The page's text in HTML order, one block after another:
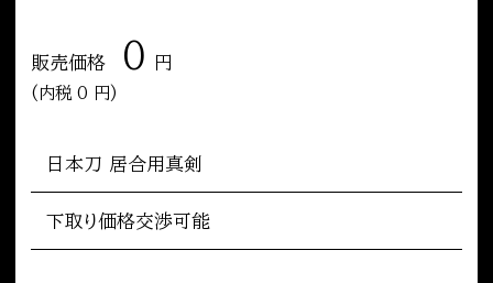
販売価格 0
内税 0 円
日本刀 居合用真剣
下取り価格交渉可能